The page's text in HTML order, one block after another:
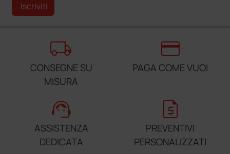
Iscriviti
local_shipping
CONSEGNE SU
MISURA
credit_card
PAGA COME VUOI
support_agent
ASSISTENZA
DEDICATA
request_quote
PREVENTIVI
PERSONALIZZATI